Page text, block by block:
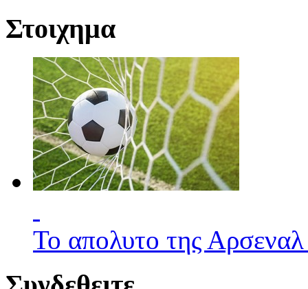
Στοιχημα
Το απολυτο της